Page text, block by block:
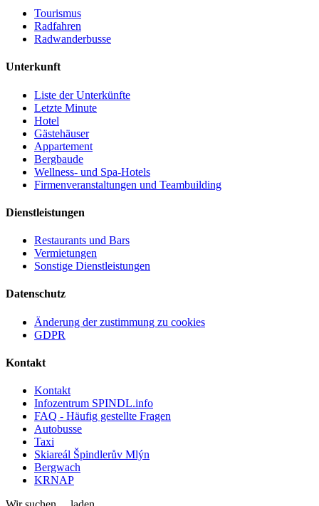
Tourismus
Radfahren
Radwanderbusse
Unterkunft
Liste der Unterkünfte
Letzte Minute
Hotel
Gästehäuser
Appartement
Bergbaude
Wellness- und Spa-Hotels
Firmenveranstaltungen und Teambuilding
Dienstleistungen
Restaurants und Bars
Vermietungen
Sonstige Dienstleistungen
Datenschutz
Änderung der zustimmung zu cookies
GDPR
Kontakt
Kontakt
Infozentrum SPINDL.info
FAQ - Häufig gestellte Fragen
Autobusse
Taxi
Skiareál Špindlerův Mlýn
Bergwach
KRNAP